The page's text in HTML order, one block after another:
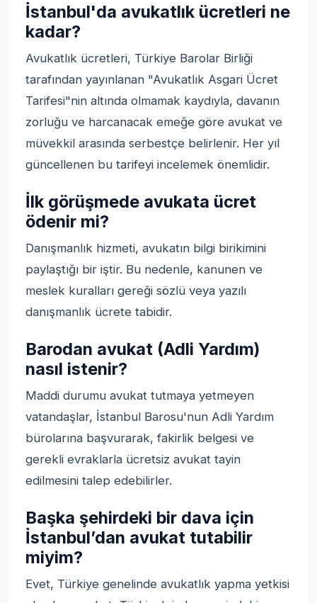
İstanbul'da avukatlık ücretleri ne
kadar?
Avukatlık ücretleri, Türkiye Barolar Birliği
tarafından yayınlanan "Avukatlık Asgari Ücret
Tarifesi"nin altında olmamak kaydıyla, davanın
zorluğu ve harcanacak emeğe göre avukat ve
müvekkil arasında serbestçe belirlenir. Her yıl
güncellenen bu tarifeyi incelemek önemlidir.
İlk görüşmede avukata ücret
ödenir mi?
Danışmanlık hizmeti, avukatın bilgi birikimini
paylaştığı bir iştir. Bu nedenle, kanunen ve
meslek kuralları gereği sözlü veya yazılı
danışmanlık ücrete tabidir.
Barodan avukat (Adli Yardım)
nasıl istenir?
Maddi durumu avukat tutmaya yetmeyen
vatandaşlar, İstanbul Barosu'nun Adli Yardım
bürolarına başvurarak, fakirlik belgesi ve
gerekli evraklarla ücretsiz avukat tayin
edilmesini talep edebilirler.
Başka şehirdeki bir dava için
İstanbul’dan avukat tutabilir
miyim?
Evet, Türkiye genelinde avukatlık yapma yetkisi